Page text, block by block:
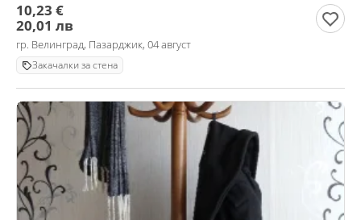
10,23 €
20,01 лв
гр. Велинград, Пазарджик, 04 август
Закачалки за стена